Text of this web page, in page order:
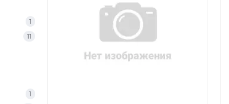
1
11
1